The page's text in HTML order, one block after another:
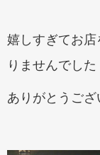
嬉しすぎてお
りませんでした
ありがとうござ